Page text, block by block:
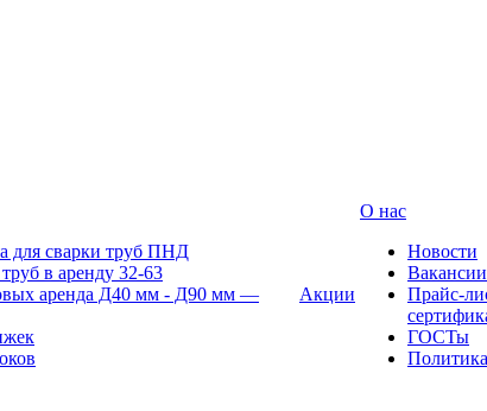
для сварки труб ПНД
в аренду 32-63
аренда Д40 мм - Д90 мм —
Акции
О нас
Новости
Вакансии
Прайс-
ГОСТы
Политика